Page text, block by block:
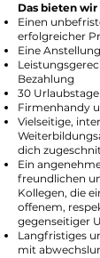
Das bieten wir
Einen
erfolgreicher
Eine
Bezahlung
30
Firmenhandy
Vielseitige,
dich
Ein
freundlichen
Kollegen, die
offenem,
gegenseitiger
Langfristiges
mit